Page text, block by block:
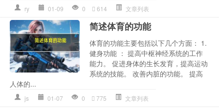
ry 01-09 0 614 文章列表
简述体育的功能
体育的功能主要包括以下几个方面： 1.
健身功能 ： 提高中枢神经系统的工作
能力。 促进身体的生长发育，提高运动
系统的技能。 改善内脏的功能。 提高
人体的...
js 01-07 0 775 文章列表